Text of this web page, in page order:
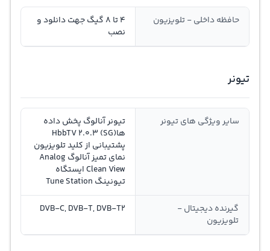
حافظه داخلی - تلویزیون
4 تا 8 گیگ جهت دانلود و
نصب
تیونر
سایر ویژگی های تیونر
تیونر آنالوگ پخش داده
هاHbbTV 2.0.3 (SG)
پشتیبانی از کلید تلویزیون
نمای تمیز آنالوگ Analog
Clean View ایستگاه
تیونینگ Tune Station
گیرنده دیجیتال -
تلویزیون
DVB-C, DVB-T, DVB-T2